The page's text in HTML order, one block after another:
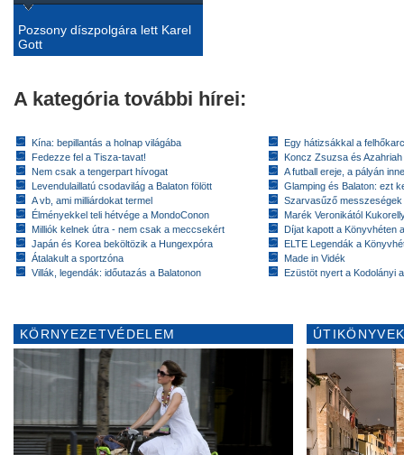
Pozsony díszpolgára lett Karel
Gott
A kategória további hírei:
Kína: bepillantás a holnap világába
Fedezze fel a Tisza-tavat!
Nem csak a tengerpart hívogat
Levendulaillatú csodavilág a Balaton fölött
A vb, ami milliárdokat termel
Élményekkel teli hétvége a MondoConon
Milliók kelnek útra - nem csak a meccsekért
Japán és Korea beköltözik a Hungexpóra
Átalakult a sportzóna
Villák, legendák: időutazás a Balatonon
Egy hátizsákkal a
Koncz Zsuzsa és
A futball ereje, a pályán
Glamping és Balaton: ezt
Szarvasűző messzeségek
Marék Veronikától
Díjat kapott a Könyvhéten
ELTE Legendák a
Made in Vidék
Ezüstöt nyert a Kodolányi
KÖRNYEZETVÉDELEM